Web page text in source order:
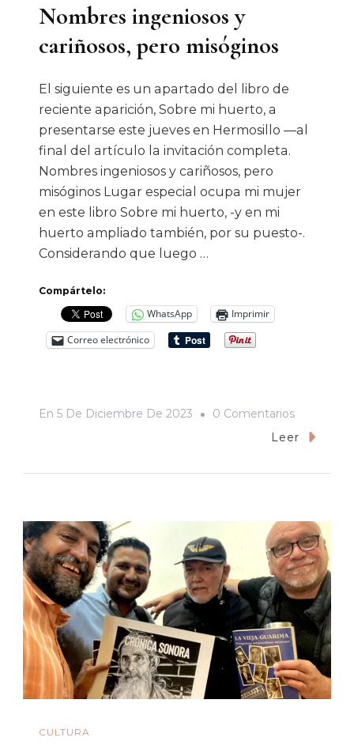
Nombres ingeniosos y
cariñosos, pero misóginos
El siguiente es un apartado del libro de
reciente aparición, Sobre mi huerto, a
presentarse este jueves en Hermosillo —al
final del artículo la invitación completa.
Nombres ingeniosos y cariñosos, pero
misóginos Lugar especial ocupa mi mujer
en este libro Sobre mi huerto, -y en mi
huerto ampliado también, por su puesto-.
Considerando que luego …
Compártelo:
WhatsApp
Imprimir
Correo electrónico
En 5 De Diciembre De 2023 0 ComentariosEn
Nombres
Pero
Misóginos
Leer
CULTURA